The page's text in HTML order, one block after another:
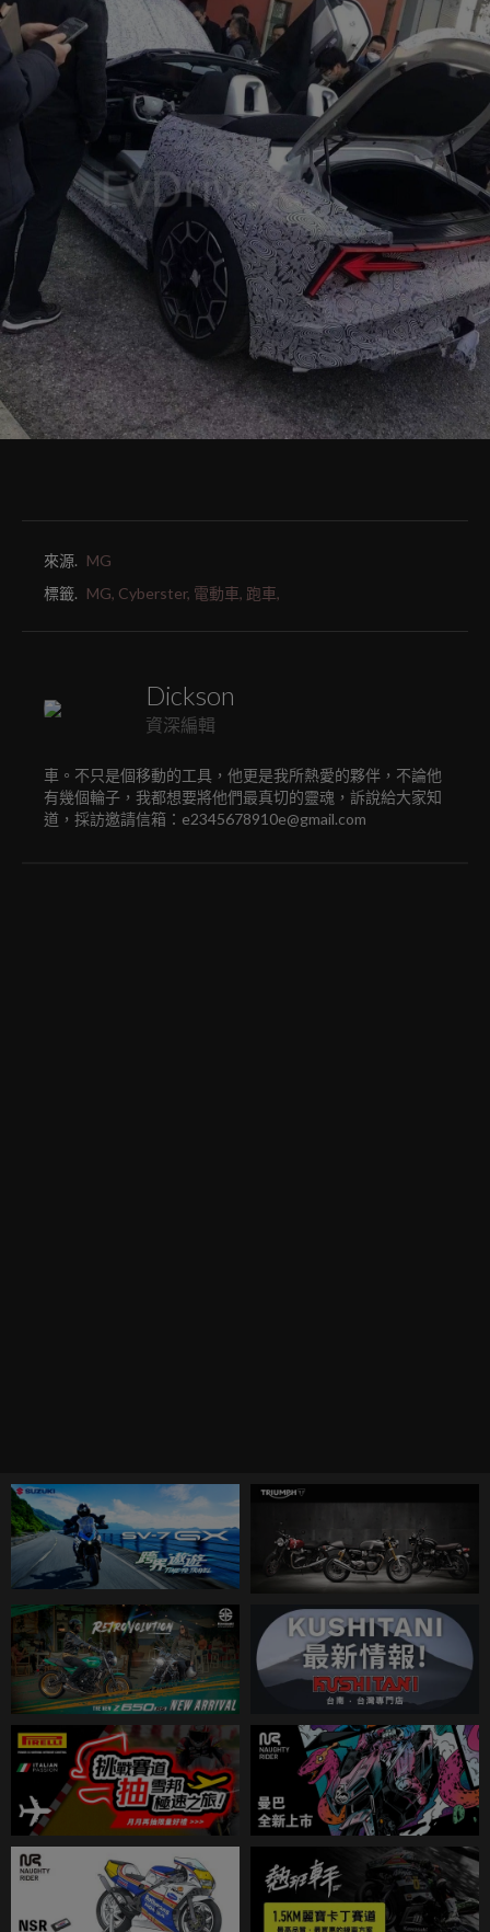
來源. MG
標籤. MG, Cyberster, 電動車, 跑車,
Dickson
資深編輯
車。不只是個移動的工具，他更是我所熱愛的夥伴，不論他
有幾個輪子，我都想要將他們最真切的靈魂，訴說給大家知
道，採訪邀請信箱：e2345678910e@gmail.com